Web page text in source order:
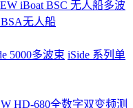
iBoat BSC 无人船多波
无人船
5000多波束 iSide 系列单
HD-680全数字双变频测